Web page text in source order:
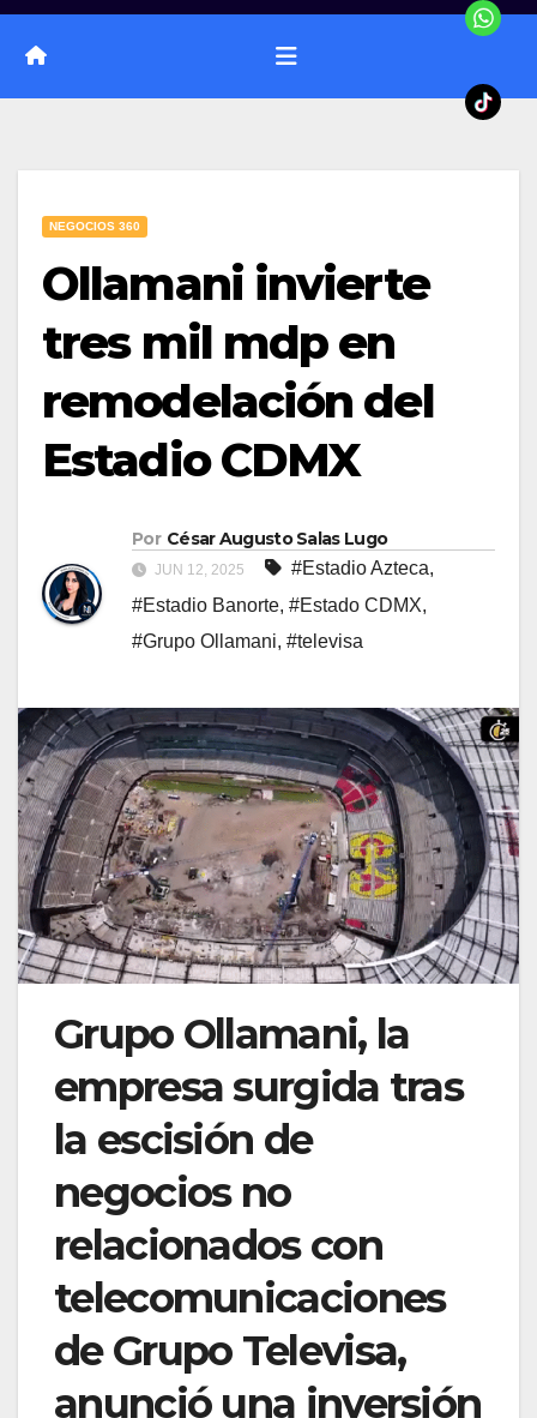
NEGOCIOS 360
Ollamani invierte
tres mil mdp en
remodelación del
Estadio CDMX
Por César Augusto Salas Lugo
JUN 12, 2025 #Estadio Azteca,
#Estadio Banorte, #Estado CDMX,
#Grupo Ollamani, #televisa
Grupo Ollamani, la
empresa surgida tras
la escisión de
negocios no
relacionados con
telecomunicaciones
de Grupo Televisa,
anunció una inversión